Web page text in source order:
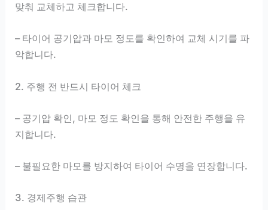
맞춰 교체하고 체크합니다.
– 타이어 공기압과 마모 정도를 확인하여 교체 시기를 파
악합니다.
2. 주행 전 반드시 타이어 체크
– 공기압 확인, 마모 정도 확인을 통해 안전한 주행을 유
지합니다.
– 불필요한 마모를 방지하여 타이어 수명을 연장합니다.
3. 경제주행 습관